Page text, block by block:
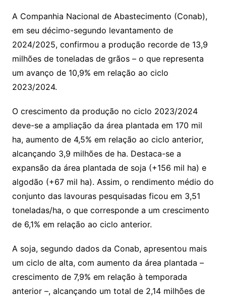
A Companhia Nacional de Abastecimento (Conab),
em seu décimo-segundo levantamento de
2024/2025, confirmou a produção recorde de 13,9
milhões de toneladas de grãos – o que representa
um avanço de 10,9% em relação ao ciclo
2023/2024.
O crescimento da produção no ciclo 2023/2024
deve-se a ampliação da área plantada em 170 mil
ha, aumento de 4,5% em relação ao ciclo anterior,
alcançando 3,9 milhões de ha. Destaca-se a
expansão da área plantada de soja (+156 mil ha) e
algodão (+67 mil ha). Assim, o rendimento médio do
conjunto das lavouras pesquisadas ficou em 3,51
toneladas/ha, o que corresponde a um crescimento
de 6,1% em relação ao ciclo anterior.
A soja, segundo dados da Conab, apresentou mais
um ciclo de alta, com aumento da área plantada –
crescimento de 7,9% em relação à temporada
anterior –, alcançando um total de 2,14 milhões de